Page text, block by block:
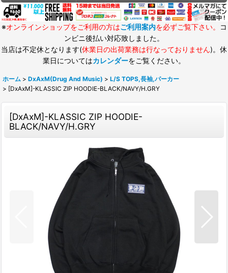
※オンラインショップをご利用の方はご利用案内を必ずご覧下さい。
コ
ンビニ後払い対応致しました。
当店は不定休となります(休業日の出荷業務は行なっておりません)。休
業日についてはカレンダーをご覧ください。
ホーム > DxAxM(Drug And Music) > L/S TOPS,長袖,パーカー
> [DxAxM]-KLASSIC ZIP HOODIE-BLACK/NAVY/H.GRY
[DxAxM]-KLASSIC ZIP HOODIE-
BLACK/NAVY/H.GRY